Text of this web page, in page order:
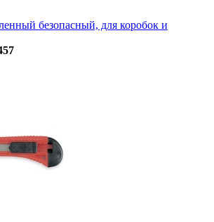
безопасный, для коробок и